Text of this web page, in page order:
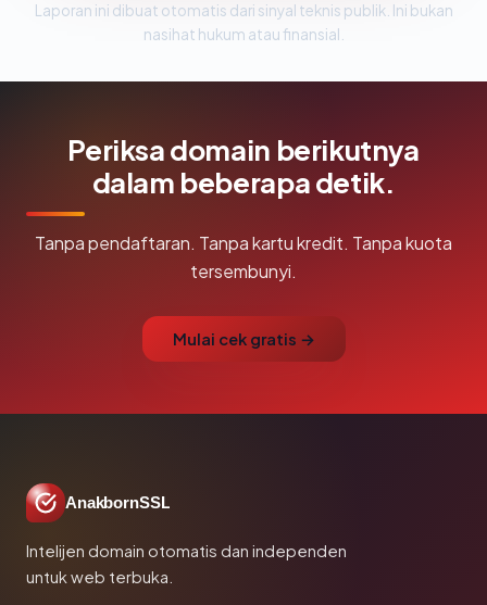
Laporan ini dibuat otomatis dari sinyal teknis publik. Ini bukan
nasihat hukum atau finansial.
Periksa domain berikutnya
dalam beberapa detik.
Tanpa pendaftaran. Tanpa kartu kredit. Tanpa kuota
tersembunyi.
Mulai cek gratis →
AnakbornSSL
Intelijen domain otomatis dan independen
untuk web terbuka.